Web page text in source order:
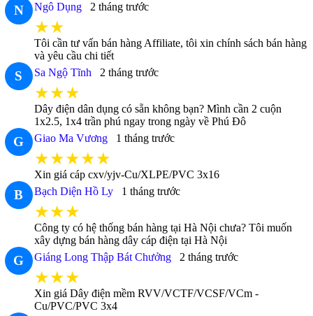
N Ngô Dụng 2 tháng trước
★★
Tôi cần tư vấn bán hàng Affiliate, tôi xin chính sách bán hàng
và yêu cầu chi tiết
S Sa Ngộ Tĩnh 2 tháng trước
★★★
Dây điện dân dụng có sẵn không bạn? Mình cần 2 cuộn
1x2.5, 1x4 trần phú ngay trong ngày về Phú Đô
G Giao Ma Vương 1 tháng trước
★★★★★
Xin giá cáp cxv/yjv-Cu/XLPE/PVC 3x16
B Bạch Diện Hồ Ly 1 tháng trước
★★★
Công ty có hệ thống bán hàng tại Hà Nội chưa? Tôi muốn
xây dựng bán hàng dây cáp điện tại Hà Nội
G Giáng Long Thập Bát Chưởng 2 tháng trước
★★★
Xin giá Dây điện mềm RVV/VCTF/VCSF/VCm -
Cu/PVC/PVC 3x4